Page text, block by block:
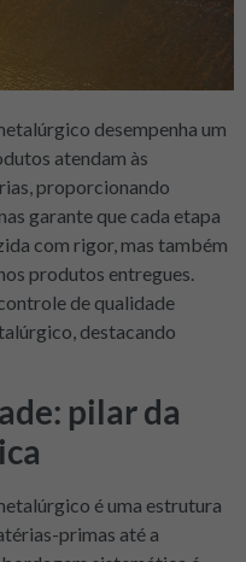
desempenha um
atendam às
proporcionando
garante que cada etapa
com rigor, mas também
produtos entregues.
de qualidade
destacando
pilar da
é uma estrutura
primas até a